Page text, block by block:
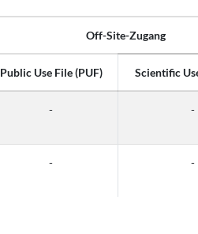
Off-Site-Zugang
Public Use File (PUF) Scientific
- -
- -